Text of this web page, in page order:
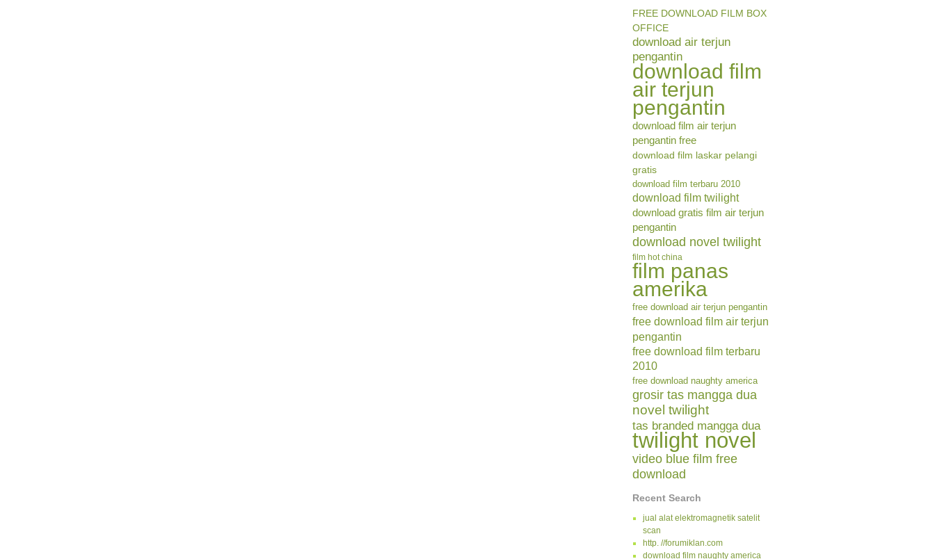
FREE DOWNLOAD FILM BOX
OFFICE
download air terjun
pengantin
download film
air terjun
pengantin
download film air terjun
pengantin free
download film laskar pelangi
gratis
download film terbaru 2010
download film twilight
download gratis film air terjun
pengantin
download novel twilight
film hot china
film panas
amerika
free download air terjun pengantin
free download film air terjun
pengantin
free download film terbaru
2010
free download naughty america
grosir tas mangga dua
novel twilight
tas branded mangga dua
twilight novel
video blue film free
download
Recent Search
jual alat elektromagnetik satelit
scan
http. //forumiklan.com
download film naughty america